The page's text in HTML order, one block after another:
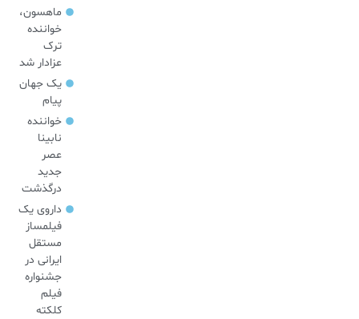
ماهسون،
خواننده
ترک
عزادار شد
یک جهان
پیام
خواننده
نابینا
عصر
جدید
درگذشت
داروی یک
فیلمساز
مستقل
ایرانی در
جشنواره
فیلم
کلکته